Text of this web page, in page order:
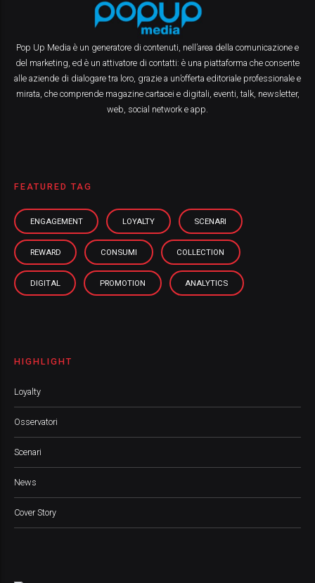
Pop Up Media è un generatore di contenuti, nell’area della comunicazione e
del marketing, ed è un attivatore di contatti: è una piattaforma che consente
alle aziende di dialogare tra loro, grazie a un’offerta editoriale professionale e
mirata, che comprende magazine cartacei e digitali, eventi, talk, newsletter,
web, social network e app.
FEATURED TAG
ENGAGEMENT LOYALTY SCENARI
REWARD CONSUMI COLLECTION
DIGITAL PROMOTION ANALYTICS
HIGHLIGHT
Loyalty
Osservatori
Scenari
News
Cover Story